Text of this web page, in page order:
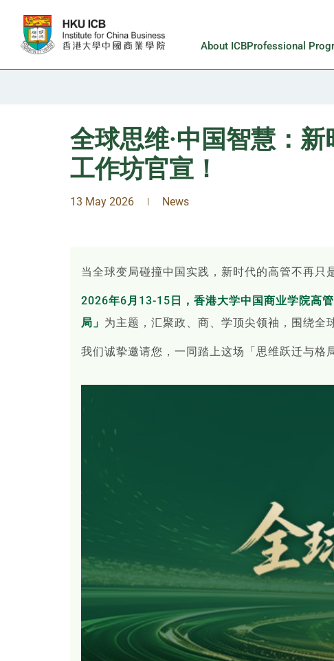
About ICBProfessional
全球思维·中国智慧：
工作坊官宣！
13 May 2026 | News
当全球变局碰撞中国实践，新时代的高管不再只
2026年6月13-15日，香港大学中国商业学院高
局」 为主题，汇聚政、商、学顶尖领袖，围绕全
我们诚挚邀请您，一同踏上这场「思维跃迁与格